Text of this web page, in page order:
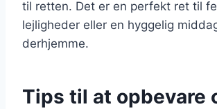
til retten. Det er en perfekt ret til
lejligheder eller en hyggelig
derhjemme.
Tips til at opbevare